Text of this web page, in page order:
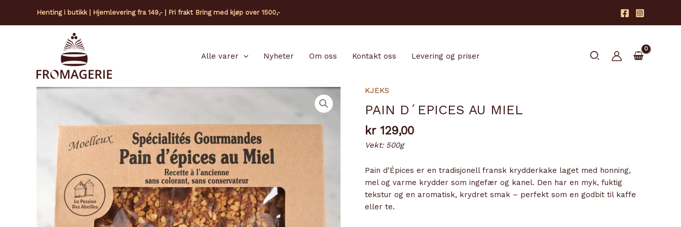
Henting i butikk | Hjemlevering fra 149,- | Fri frakt Bring med kjøp over 1500,-
Alle varer Nyheter Om oss Kontakt oss Levering og priser Søk
KJEKS
PAIN D´EPICES AU MIEL
kr129,00
Vekt: 500g
Pain d’Épices er en tradisjonell fransk krydderkake laget med honning,
mel og varme krydder som ingefær og kanel. Den har en myk, fuktig
tekstur og en aromatisk, krydret smak – perfekt som en godbit til kaffe
eller te.